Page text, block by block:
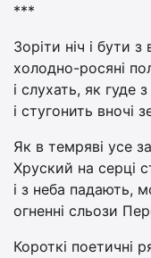
***
Зоріти ніч і бути з
холодно-росяні
і слухать, як гуде
і стугонить вночі
Як в темряві усе
Хруский на серці
і з неба падають,
огненні сльози
Короткі поетичні